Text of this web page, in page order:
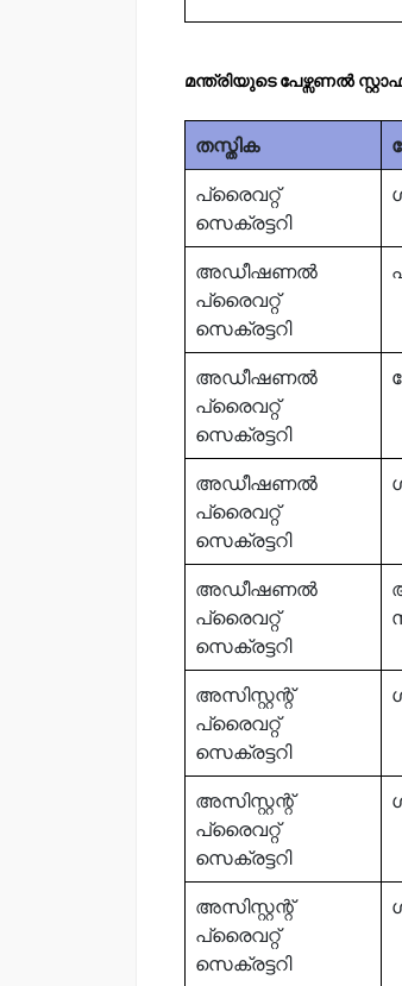
മന്ത്രിയുടെ പേഴ്സണൽ
തസ്തിക
പ്രൈവറ്റ്
സെക്രട്ടറി
അഡീഷണൽ
പ്രൈവറ്റ്
സെക്രട്ടറി
അഡീഷണൽ
പ്രൈവറ്റ്
സെക്രട്ടറി
അഡീഷണൽ
പ്രൈവറ്റ്
സെക്രട്ടറി
അഡീഷണൽ
പ്രൈവറ്റ്
സെക്രട്ടറി
അസിസ്റ്റന്റ്
പ്രൈവറ്റ്
സെക്രട്ടറി
അസിസ്റ്റന്റ്
പ്രൈവറ്റ്
സെക്രട്ടറി
അസിസ്റ്റന്റ്
പ്രൈവറ്റ്
സെക്രട്ടറി